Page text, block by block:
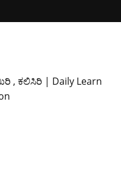
, ಕಲಿಸಿರಿ | Daily Learn